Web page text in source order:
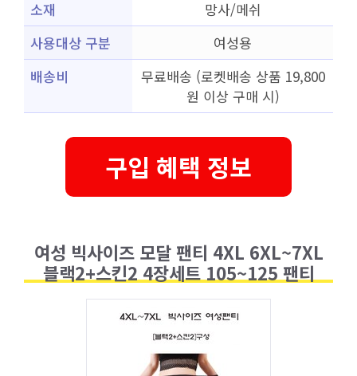
소재
망사/메쉬
사용대상 구분
여성용
배송비
무료배송 (로켓배송 상품 19,800
원 이상 구매 시)
구입 혜택 정보
여성 빅사이즈 모달 팬티 4XL 6XL~7XL
블랙2+스킨2 4장세트 105~125 팬티